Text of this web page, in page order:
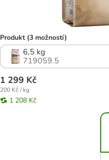
Produkt (3 možností)
6,5 kg
719059.5
1 299 Kč
200 Kč / kg
1 208 Kč